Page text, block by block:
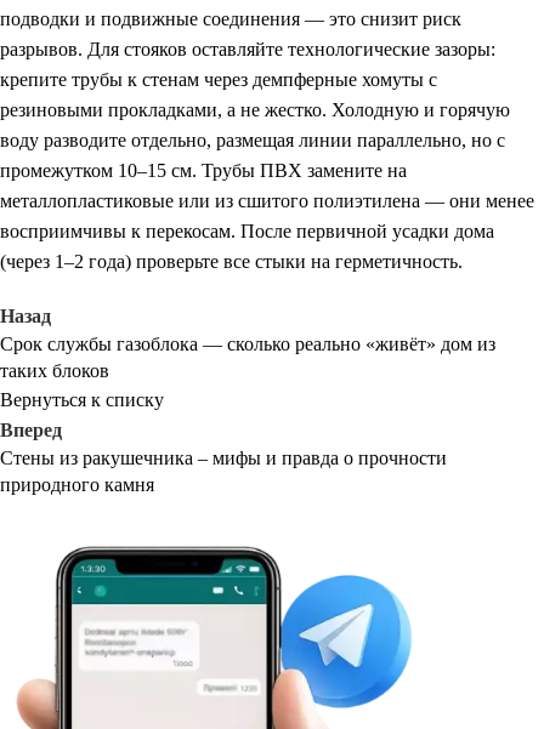
подводки и подвижные соединения — это снизит риск
разрывов. Для стояков оставляйте технологические зазоры:
крепите трубы к стенам через демпферные хомуты с
резиновыми прокладками, а не жестко. Холодную и горячую
воду разводите отдельно, размещая линии параллельно, но с
промежутком 10–15 см. Трубы ПВХ замените на
металлопластиковые или из сшитого полиэтилена — они менее
восприимчивы к перекосам. После первичной усадки дома
(через 1–2 года) проверьте все стыки на герметичность.
Назад
Срок службы газоблока — сколько реально «живёт» дом из
таких блоков
Вернуться к списку
Вперед
Стены из ракушечника – мифы и правда о прочности
природного камня